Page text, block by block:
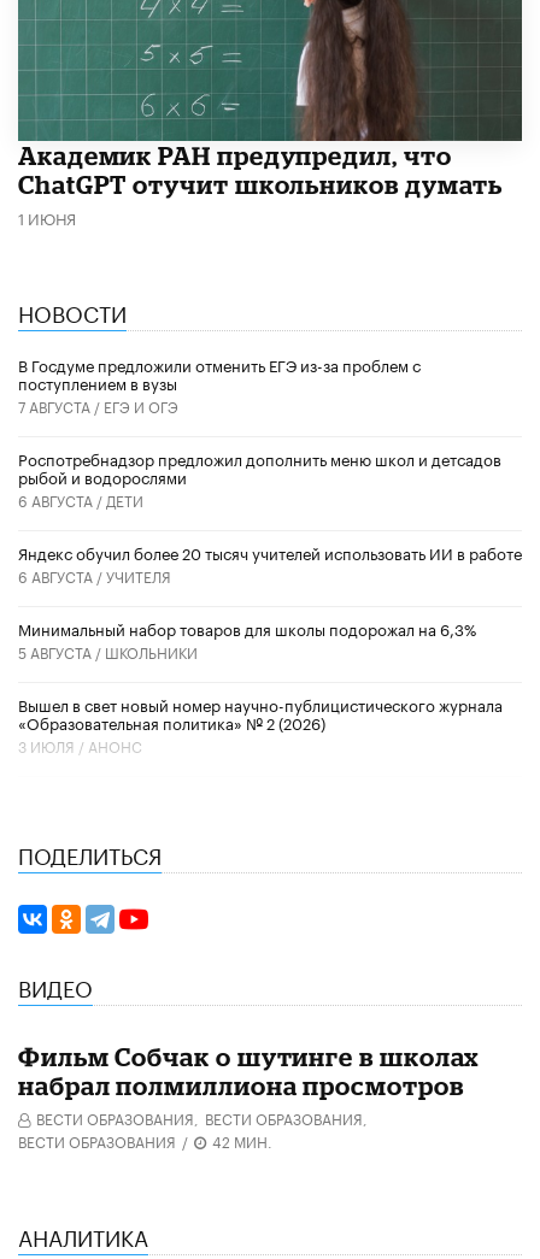
Академик РАН предупредил, что
ChatGPT отучит школьников думать
1 ИЮНЯ
НОВОСТИ
В Госдуме предложили отменить ЕГЭ из-за проблем с
поступлением в вузы
7 АВГУСТА / ЕГЭ И ОГЭ
Роспотребнадзор предложил дополнить меню школ и детсадов
рыбой и водорослями
6 АВГУСТА / ДЕТИ
​Яндекс обучил более 20 тысяч учителей использовать ИИ в работе
6 АВГУСТА /УЧИТЕЛЯ
Минимальный набор товаров для школы подорожал на 6,3%
5 АВГУСТА / ШКОЛЬНИКИ
Вышел в свет новый номер научно-публицистического журнала
«Образовательная политика» № 2 (2026)
3 ИЮЛЯ / АНОНС
ПОДЕЛИТЬСЯ
ВИДЕО
Фильм Собчак о шутинге в школах
набрал полмиллиона просмотров
ВЕСТИ ОБРАЗОВАНИЯ, ВЕСТИ ОБРАЗОВАНИЯ,
ВЕСТИ ОБРАЗОВАНИЯ / 42 МИН.
АНАЛИТИКА